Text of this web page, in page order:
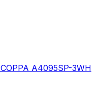
A4095SP-3WH